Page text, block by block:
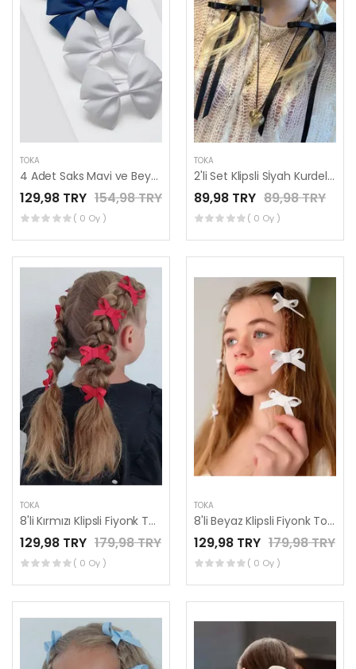
TOKA
4 Adet Saks Mavi ve Beyaz Lastikli Toka Seti, Lastikli Çocuk Tokaları, 2 Çift
129,98 TRY 154,98 TRY
( 0 Oy )
TOKA
2'li Set Klipsli Sİyah Kurdele Toka Seti,
89,98 TRY 89,98 TRY
( 0 Oy )
TOKA
8'li Kırmızı Klipsli Fiyonk Toka Seti, Çocuk ve Yetişkin Toka Setleri
129,98 TRY 179,98 TRY
( 0 Oy )
TOKA
8'li Beyaz Klipsli Fiyonk Toka Seti, Çocuk ve Yetişkin Toka Setleri
129,98 TRY 179,98 TRY
( 0 Oy )